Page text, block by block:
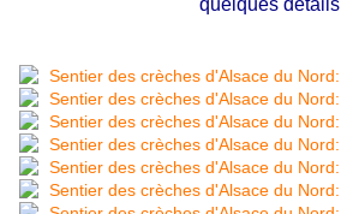
quelques détails